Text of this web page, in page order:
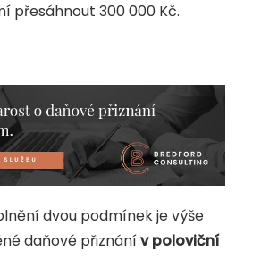
přesáhnout 300 000 Kč.
dvou podmínek je výše
daňové přiznánív poloviční